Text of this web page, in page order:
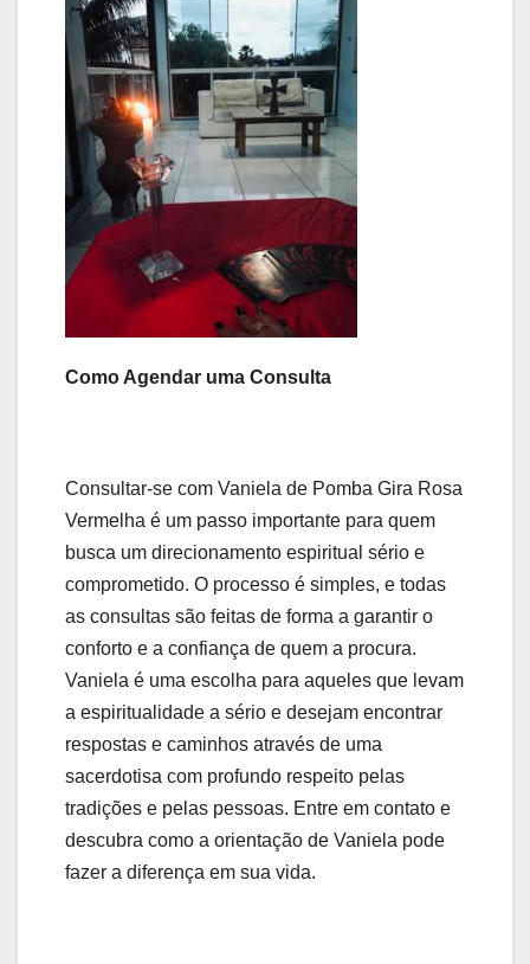
Como Agendar uma Consulta
Consultar-se com Vaniela de Pomba Gira Rosa
Vermelha é um passo importante para quem
busca um direcionamento espiritual sério e
comprometido. O processo é simples, e todas
as consultas são feitas de forma a garantir o
conforto e a confiança de quem a procura.
Vaniela é uma escolha para aqueles que levam
a espiritualidade a sério e desejam encontrar
respostas e caminhos através de uma
sacerdotisa com profundo respeito pelas
tradições e pelas pessoas. Entre em contato e
descubra como a orientação de Vaniela pode
fazer a diferença em sua vida.